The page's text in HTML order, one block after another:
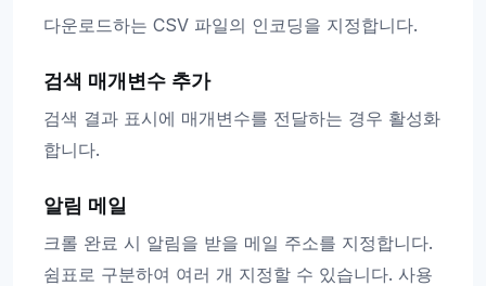
다운로드하는 CSV 파일의 인코딩을 지정합니다.
검색 매개변수 추가
검색 결과 표시에 매개변수를 전달하는 경우 활성화
합니다.
알림 메일
크롤 완료 시 알림을 받을 메일 주소를 지정합니다.
쉼표로 구분하여 여러 개 지정할 수 있습니다. 사용